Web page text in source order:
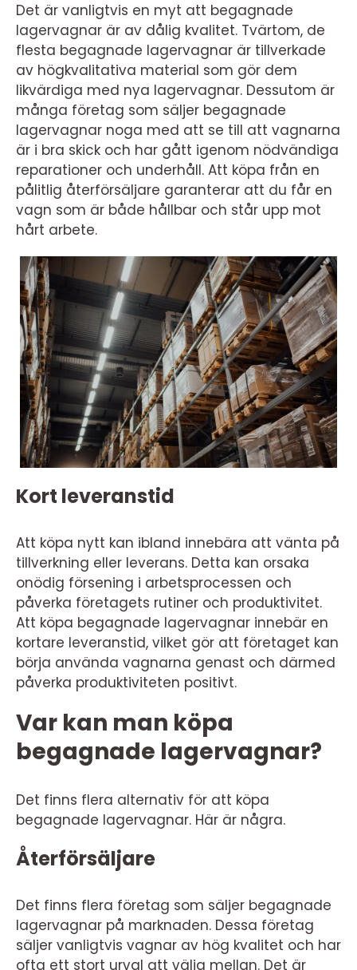
Det är vanligtvis en myt att begagnade
lagervagnar är av dålig kvalitet. Tvärtom, de
flesta begagnade lagervagnar är tillverkade
av högkvalitativa material som gör dem
likvärdiga med nya lagervagnar. Dessutom är
många företag som säljer begagnade
lagervagnar noga med att se till att vagnarna
är i bra skick och har gått igenom nödvändiga
reparationer och underhåll. Att köpa från en
pålitlig återförsäljare garanterar att du får en
vagn som är både hållbar och står upp mot
hårt arbete.
Kort leveranstid
Att köpa nytt kan ibland innebära att vänta på
tillverkning eller leverans. Detta kan orsaka
onödig försening i arbetsprocessen och
påverka företagets rutiner och produktivitet.
Att köpa begagnade lagervagnar innebär en
kortare leveranstid, vilket gör att företaget kan
börja använda vagnarna genast och därmed
påverka produktiviteten positivt.
Var kan man köpa
begagnade lagervagnar?
Det finns flera alternativ för att köpa
begagnade lagervagnar. Här är några.
Återförsäljare
Det finns flera företag som säljer begagnade
lagervagnar på marknaden. Dessa företag
säljer vanligtvis vagnar av hög kvalitet och har
ofta ett stort urval att välja mellan. Det är